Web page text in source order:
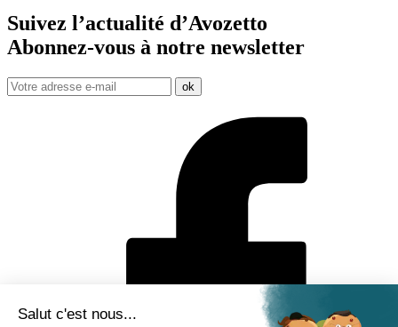
Suivez l’actualité d’Avozetto
Abonnez-vous à notre newsletter